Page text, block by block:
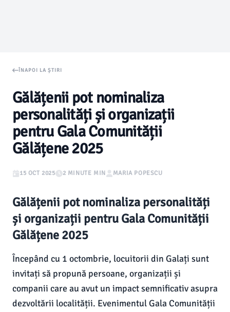
ÎNAPOI LA ȘTIRI
Gălățenii pot nominaliza
personalități și organizații
pentru Gala Comunității
Gălățene 2025
15 OCT 2025 2 MINUTE MIN MARIA POPESCU
Gălățenii pot nominaliza personalități
și organizații pentru Gala Comunității
Gălățene 2025
Începând cu 1 octombrie, locuitorii din Galați sunt
invitați să propună persoane, organizații și
companii care au avut un impact semnificativ asupra
dezvoltării localității. Evenimentul Gala Comunității